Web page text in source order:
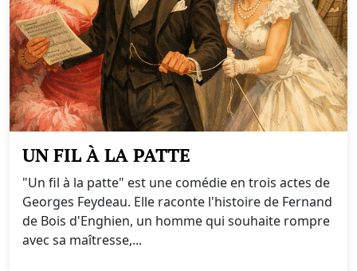
UN FIL À LA PATTE
"Un fil à la patte" est une comédie en trois actes de
Georges Feydeau. Elle raconte l'histoire de Fernand
de Bois d'Enghien, un homme qui souhaite rompre
avec sa maîtresse,...